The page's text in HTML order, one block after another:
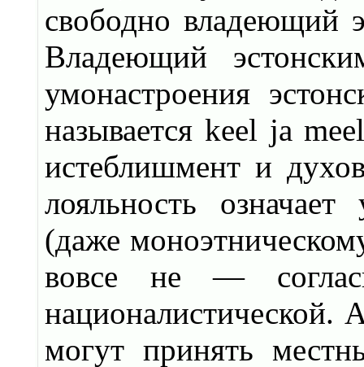
свободно владеющий
Владеющий
умонастроения
называется keel ja
истеблишмент и
лояльность
(даже
вовсе не —
националистической.
могут принять